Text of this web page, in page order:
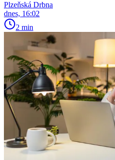
Plzeňská Drbna
dnes, 16:02
2 min